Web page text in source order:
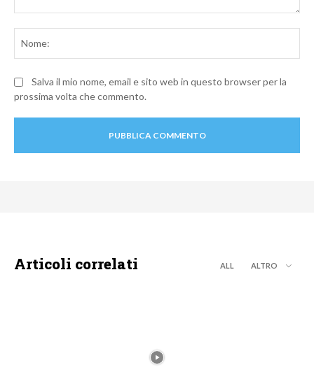
Salva il mio nome, email e sito web in questo browser per la
prossima volta che commento.
Articoli correlati ALL ALTRO